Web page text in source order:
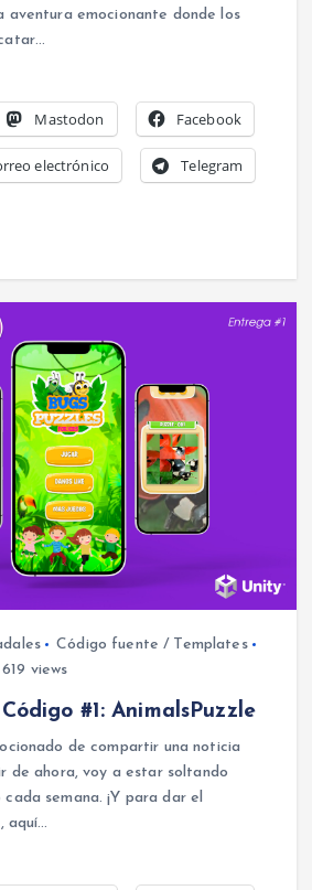
aventura emocionante donde los
Mastodon Facebook
electrónico Telegram
Código fuente / Templates
619 views
#1: AnimalsPuzzle
de compartir una noticia
de ahora, voy a estar soltando
semana. ¡Y para dar el
aquí…